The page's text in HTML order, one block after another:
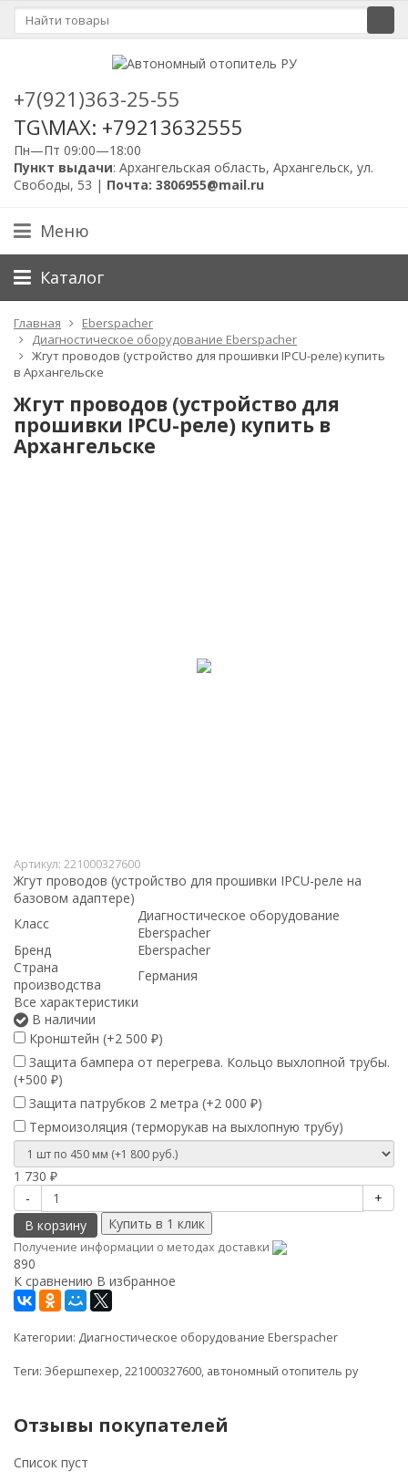
+7(921)363-25-55
TG\MAX: +79213632555
Пн—Пт 09:00—18:00
Пункт выдачи: Архангельская область, Архангельск, ул.
Свободы, 53 | Почта: 3806955@mail.ru
Меню
Каталог
Главная
Eberspacher
Диагностическое оборудование Eberspacher
Жгут проводов (устройство для прошивки IPCU-реле) купить
в Архангельске
Жгут проводов (устройство для
прошивки IPCU-реле) купить в
Архангельске
Артикул: 221000327600
Жгут проводов (устройство для прошивки IPCU-реле на
базовом адаптере)
Класс
Диагностическое оборудование
Eberspacher
Бренд
Eberspacher
Страна
производства
Германия
Все характеристики
В наличии
Кронштейн (+2 500 ₽)
Защита бампера от перегрева. Кольцо выхлопной трубы.
(+500 ₽)
Защита патрубков 2 метра (+2 000 ₽)
Термоизоляция (терморукав на выхлопную трубу)
1 730 ₽
-
+
В корзину
Получение информации о методах доставки
890
К сравнению В избранное
Категории: Диагностическое оборудование Eberspacher
Теги: Эбершпехер,221000327600, автономный отопитель ру
Отзывы покупателей
Список пуст